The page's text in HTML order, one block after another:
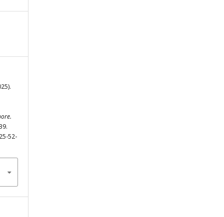
52-